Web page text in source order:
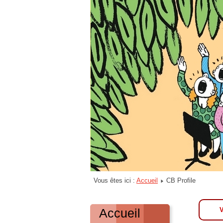
Vous êtes ici : Accueil CB Profile
Accueil